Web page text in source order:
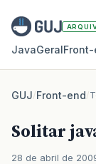
JavaGeral
GUJ/Front-end/
Solitar
28 de abril de